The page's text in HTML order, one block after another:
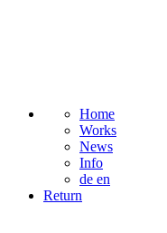
Home
Works
News
Info
de en
Return